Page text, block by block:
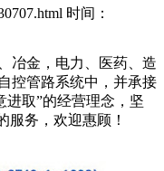
时间：
冶金，电力、医药、造
控管路系统中，并承接
进取”的经营理念，坚
服务，欢迎惠顾！